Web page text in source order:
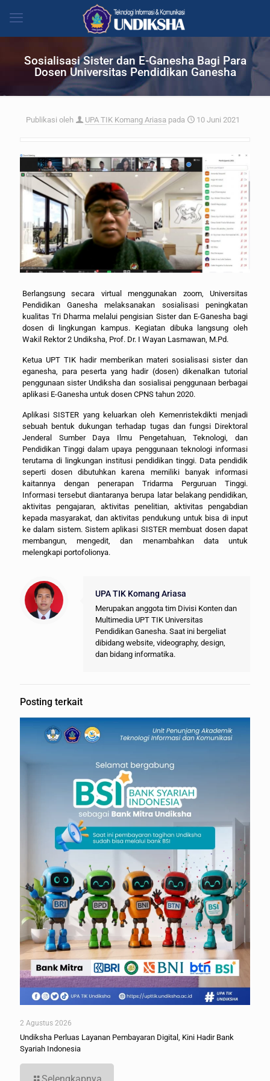
Sosialisasi Sister dan E-Ganesha Bagi Para
Dosen Universitas Pendidikan Ganesha
Publikasi oleh UPA TIK Komang Ariasa pada 10 Juni 2021
Berlangsung secara virtual menggunakan zoom, Universitas
Pendidikan Ganesha melaksanakan sosialisasi peningkatan
kualitas Tri Dharma melalui pengisian Sister dan E-Ganesha bagi
dosen di lingkungan kampus. Kegiatan dibuka langsung oleh
Wakil Rektor 2 Undiksha, Prof. Dr. I Wayan Lasmawan, M.Pd.
Ketua UPT TIK hadir memberikan materi sosialisasi sister dan
eganesha, para peserta yang hadir (dosen) dikenalkan tutorial
penggunaan sister Undiksha dan sosialisai penggunaan berbagai
aplikasi E-Ganesha untuk dosen CPNS tahun 2020.
Aplikasi SISTER yang keluarkan oleh Kemenristekdikti menjadi
sebuah bentuk dukungan terhadap tugas dan fungsi Direktoral
Jenderal Sumber Daya Ilmu Pengetahuan, Teknologi, dan
Pendidikan Tinggi dalam upaya penggunaan teknologi informasi
terutama di lingkungan institusi pendidikan tinggi. Data pendidik
seperti dosen dibutuhkan karena memiliki banyak informasi
kaitannya dengan penerapan Tridarma Perguruan Tinggi.
Informasi tersebut diantaranya berupa latar belakang pendidikan,
aktivitas pengajaran, aktivitas penelitian, aktivitas pengabdian
kepada masyarakat, dan aktivitas pendukung untuk bisa di input
ke dalam sistem. Sistem aplikasi SISTER membuat dosen dapat
membangun, mengedit, dan menambahkan data untuk
melengkapi portofolionya.
UPA TIK Komang Ariasa
Merupakan anggota tim Divisi Konten dan
Multimedia UPT TIK Universitas
Pendidikan Ganesha. Saat ini bergeliat
dibidang website, videography, design,
dan bidang informatika.
Posting terkait
2 Agustus 2026
Undiksha Perluas Layanan Pembayaran Digital, Kini Hadir Bank
Syariah Indonesia